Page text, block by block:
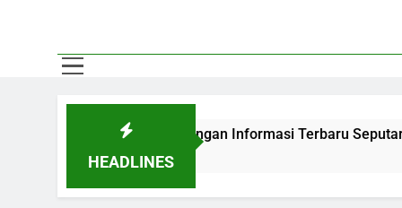
HEADLINES
Dengan Informasi Terbaru Seputar Duel